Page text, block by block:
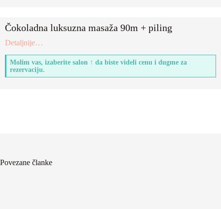
Čokoladna luksuzna masaža 90m + piling
Detaljnije…
luksuzna
90m
Molim vas, izaberite salon ↑ da biste videli cenu i dugme za
rezervaciju.
Povezane članke